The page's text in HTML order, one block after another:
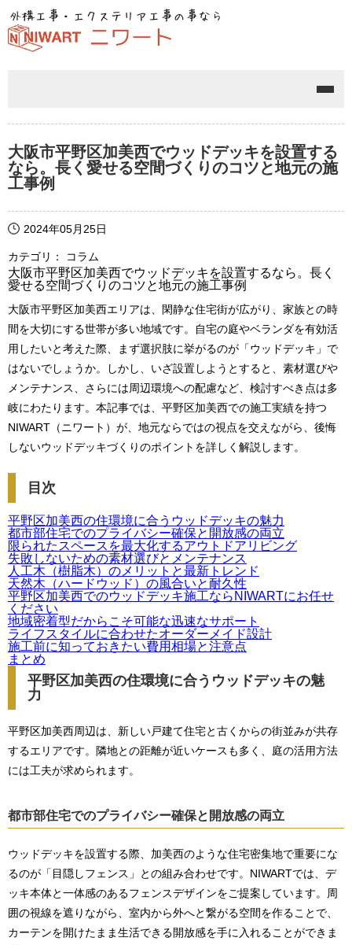
メニ
大阪市平野区加美西でウッドデッキを設置する
なら。長く愛せる空間づくりのコツと地元の施
工事例
2024年05月25日
カテゴリ： コラム
大阪市平野区加美西でウッドデッキを設置するなら。長く
愛せる空間づくりのコツと地元の施工事例
大阪市平野区加美西エリアは、閑静な住宅街が広がり、家族との時
間を大切にする世帯が多い地域です。自宅の庭やベランダを有効活
用したいと考えた際、まず選択肢に挙がるのが「ウッドデッキ」で
はないでしょうか。しかし、いざ設置しようとすると、素材選びや
メンテナンス、さらには周辺環境への配慮など、検討すべき点は多
岐にわたります。本記事では、平野区加美西での施工実績を持つ
NIWART（ニワート）が、地元ならではの視点を交えながら、後悔
しないウッドデッキづくりのポイントを詳しく解説します。
目次
平野区加美西の住環境に合うウッドデッキの魅力
都市部住宅でのプライバシー確保と開放感の両立
限られたスペースを最大化するアウトドアリビング
失敗しないための素材選びとメンテナンス
人工木（樹脂木）のメリットと最新トレンド
天然木（ハードウッド）の風合いと耐久性
平野区加美西でのウッドデッキ施工ならNIWARTにお任せ
ください
地域密着型だからこそ可能な迅速なサポート
ライフスタイルに合わせたオーダーメイド設計
施工前に知っておきたい費用相場と注意点
まとめ
平野区加美西の住環境に合うウッドデッキの魅
力
平野区加美西周辺は、新しい戸建て住宅と古くからの街並みが共存
するエリアです。隣地との距離が近いケースも多く、庭の活用方法
には工夫が求められます。
都市部住宅でのプライバシー確保と開放感の両立
ウッドデッキを設置する際、加美西のような住宅密集地で重要にな
るのが「目隠しフェンス」との組み合わせです。NIWARTでは、デ
ッキ本体と一体感のあるフェンスデザインをご提案しています。周
囲の視線を遮りながら、室内から外へと繋がる空間を作ることで、
カーテンを開けたまま生活できる開放感を手に入れることができま